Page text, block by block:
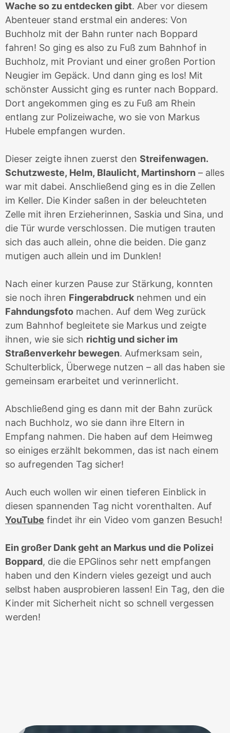
Wache so zu entdecken gibt. Aber vor diesem
Abenteuer stand erstmal ein anderes: Von
Buchholz mit der Bahn runter nach Boppard
fahren! So ging es also zu Fuß zum Bahnhof in
Buchholz, mit Proviant und einer großen Portion
Neugier im Gepäck. Und dann ging es los! Mit
schönster Aussicht ging es runter nach Boppard.
Dort angekommen ging es zu Fuß am Rhein
entlang zur Polizeiwache, wo sie von Markus
Hubele empfangen wurden.
Dieser zeigte ihnen zuerst den Streifenwagen.
Schutzweste, Helm, Blaulicht, Martinshorn – alles
war mit dabei. Anschließend ging es in die Zellen
im Keller. Die Kinder saßen in der beleuchteten
Zelle mit ihren Erzieherinnen, Saskia und Sina, und
die Tür wurde verschlossen. Die mutigen trauten
sich das auch allein, ohne die beiden. Die ganz
mutigen auch allein und im Dunklen!
Nach einer kurzen Pause zur Stärkung, konnten
sie noch ihren Fingerabdruck nehmen und ein
Fahndungsfoto machen. Auf dem Weg zurück
zum Bahnhof begleitete sie Markus und zeigte
ihnen, wie sie sich richtig und sicher im
Straßenverkehr bewegen. Aufmerksam sein,
Schulterblick, Überwege nutzen – all das haben sie
gemeinsam erarbeitet und verinnerlicht.
Abschließend ging es dann mit der Bahn zurück
nach Buchholz, wo sie dann ihre Eltern in
Empfang nahmen. Die haben auf dem Heimweg
so einiges erzählt bekommen, das ist nach einem
so aufregenden Tag sicher!
Auch euch wollen wir einen tieferen Einblick in
diesen spannenden Tag nicht vorenthalten. Auf
YouTube findet ihr ein Video vom ganzen Besuch!
Ein großer Dank geht an Markus und die Polizei
Boppard, die die EPGlinos sehr nett empfangen
haben und den Kindern vieles gezeigt und auch
selbst haben ausprobieren lassen! Ein Tag, den die
Kinder mit Sicherheit nicht so schnell vergessen
werden!